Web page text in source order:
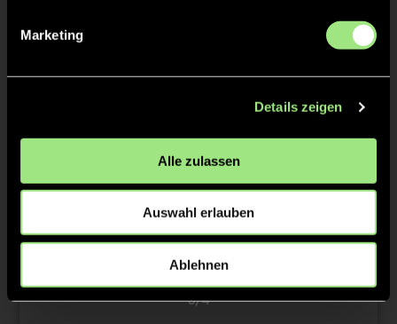
Marketing
Details zeigen
Alle zulassen
Auswahl erlauben
Ablehnen
6:0 15’
3/4